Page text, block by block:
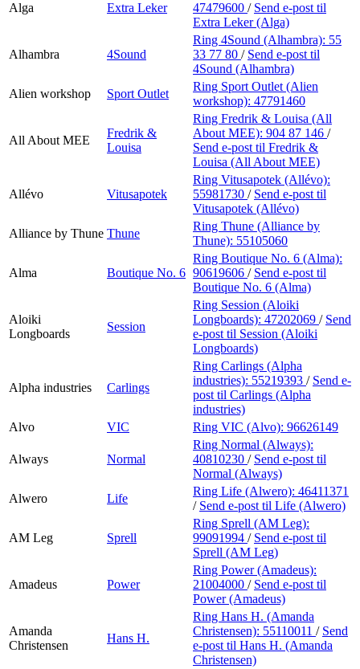
Alga Extra Leker 47479600 / Send e-post til
Extra Leker (Alga)
Alhambra 4Sound
Ring 4Sound (Alhambra): 55
33 77 80 / Send e-post til
4Sound (Alhambra)
Alien workshop
Sport Outlet
Ring Sport Outlet (Alien
workshop): 47791460
All About MEE
Fredrik &
Louisa
Ring Fredrik & Louisa (All
About MEE): 904 87 146 /
Send e-post til Fredrik &
Louisa (All About MEE)
Allévo Vitusapotek
Ring Vitusapotek (Allévo):
55981730 / Send e-post til
Vitusapotek (Allévo)
Alliance by Thune Thune
Ring Thune (Alliance by
Thune): 55105060
Alma Boutique No. 6
Ring Boutique No. 6 (Alma):
90619606 / Send e-post til
Boutique No. 6 (Alma)
Aloiki
Longboards
Session
Ring Session (Aloiki
Longboards): 47202069 / Send
e-post til Session (Aloiki
Longboards)
Alpha industries Carlings
Ring Carlings (Alpha
industries): 55219393 / Send e-
post til Carlings (Alpha
industries)
Alvo
VIC Ring VIC (Alvo): 96626149
Always Normal
Ring Normal (Always):
40810230 / Send e-post til
Normal (Always)
Alwero
Life
Ring Life (Alwero): 46411371
/ Send e-post til Life (Alwero)
AM Leg Sprell
Ring Sprell (AM Leg):
99091994 / Send e-post til
Sprell (AM Leg)
Amadeus Power
Ring Power (Amadeus):
21004000 / Send e-post til
Power (Amadeus)
Amanda
Christensen
Hans H.
Ring Hans H. (Amanda
Christensen): 55110011 / Send
e-post til Hans H. (Amanda
Christensen)